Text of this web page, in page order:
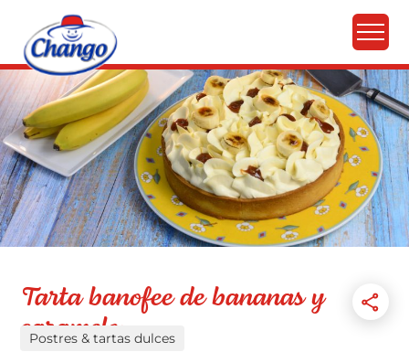
Tarta banofee de bananas y
caramelo
Postres & tartas dulces